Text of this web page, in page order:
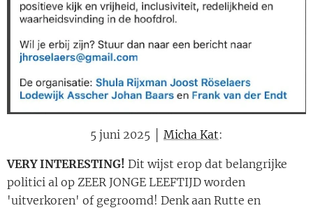
5 juni 2025 │ Micha Kat:
VERY INTERESTING! Dit wijst erop dat belangrijke
politici al op ZEER JONGE LEEFTIJD worden
'uitverkoren' of gegroomd! Denk aan Rutte en